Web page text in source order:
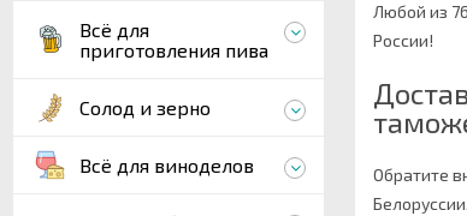
Всё для
приготовления пива
Солод и зерно
Всё для виноделов
Любой из
России!
Обратите